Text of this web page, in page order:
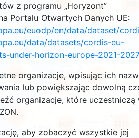
z programu „Horyzont”
Portalu Otwartych Danych UE:
euodp/en/data/dataset/
data/datasets/cordis-eu-
under-horizon-europe-2021-2027
organizacje, wpisując ich
lub powiększając dowolną
organizacje, które uczestniczą
aby zobaczyć wszystkie jej
1331
532
4805
6969
5519